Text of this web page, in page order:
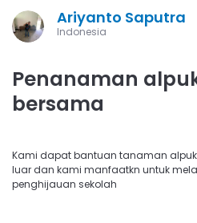
Ariyanto Saputra
Indonesia
Penanaman
bersama
Kami dapat bantuan tanaman
luar dan kami manfaatkn untuk
penghijauan sekolah